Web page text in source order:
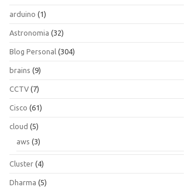
arduino (1)
Astronomia (32)
Blog Personal (304)
brains (9)
CCTV (7)
Cisco (61)
cloud (5)
aws (3)
Cluster (4)
Dharma (5)